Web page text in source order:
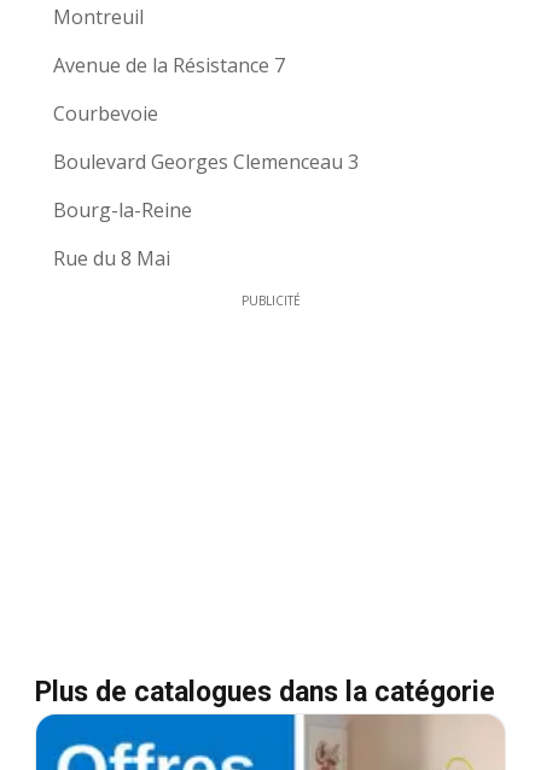
Montreuil
Avenue de la Résistance 7
Courbevoie
Boulevard Georges Clemenceau 3
Bourg-la-Reine
Rue du 8 Mai
PUBLICITÉ
Plus de catalogues dans la catégorie